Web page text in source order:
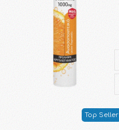
Top Seller